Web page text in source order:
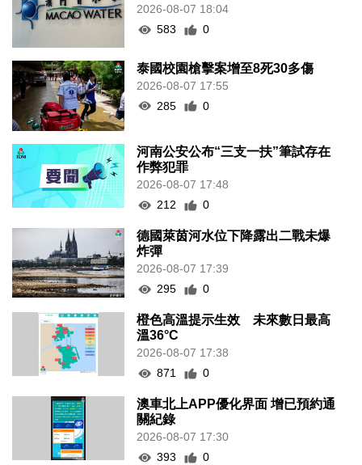
2026-08-07 18:04
583
0
泰國校園槍擊案增至8死30多傷
2026-08-07 17:55
285
0
河南公安公布“三支一扶”筆試存在
作弊犯罪
2026-08-07 17:48
212
0
德國萊茵河水位下降露出二戰未爆
炸彈
2026-08-07 17:39
295
0
橙色高溫提示生效 未來數日最高
溫36°C
2026-08-07 17:38
871
0
澳車北上APP優化界面 增已預約通
關紀錄
2026-08-07 17:30
393
0